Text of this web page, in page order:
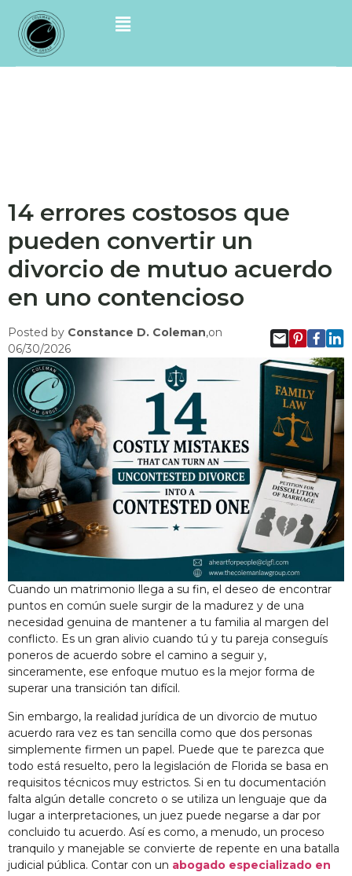
14 errores costosos que
pueden convertir un
divorcio de mutuo acuerdo
en uno contencioso
Posted by Constance D. Coleman,on
06/30/2026
Cuando un matrimonio llega a su fin, el deseo de encontrar
puntos en común suele surgir de la madurez y de una
necesidad genuina de mantener a tu familia al margen del
conflicto. Es un gran alivio cuando tú y tu pareja conseguís
poneros de acuerdo sobre el camino a seguir y,
sinceramente, ese enfoque mutuo es la mejor forma de
superar una transición tan difícil.
Sin embargo, la realidad jurídica de un divorcio de mutuo
acuerdo rara vez es tan sencilla como que dos personas
simplemente firmen un papel. Puede que te parezca que
todo está resuelto, pero la legislación de Florida se basa en
requisitos técnicos muy estrictos. Si en tu documentación
falta algún detalle concreto o se utiliza un lenguaje que da
lugar a interpretaciones, un juez puede negarse a dar por
concluido tu acuerdo. Así es como, a menudo, un proceso
tranquilo y manejable se convierte de repente en una batalla
judicial pública. Contar con un abogado especializado en